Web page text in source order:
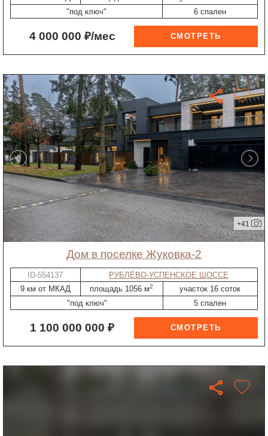
"под ключ"
6 спален
4 000 000 ₽/мес
+41
дом в поселке Жуковка-2
ID-554137
РУБЛЁВО-УСПЕНСКОЕ ШОССЕ
9 км от МКАД
площадь 1056 м2
участок 16 соток
"под ключ"
5 спален
1 100 000 000 ₽